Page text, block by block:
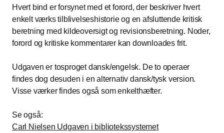
Hvert bind er forsynet med et forord, der beskriver hvert
enkelt værks tilblivelseshistorie og en afsluttende kritisk
beretning med kildeoversigt og revisionsberetning. Noder,
forord og kritiske kommentarer kan downloades frit.
Udgaven er tosproget dansk/engelsk. De to operaer
findes dog desuden i en alternativ dansk/tysk version.
Visse værker findes også som enkelthæfter.
Se også:
Carl Nielsen Udgaven i bibliotekssystemet